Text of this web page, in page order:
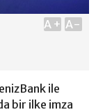
A+ A-
ile
bir ilke imza